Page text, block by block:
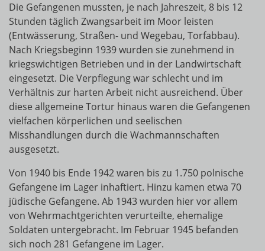
Die Gefangenen mussten, je nach Jahreszeit, 8 bis 12
Stunden täglich Zwangsarbeit im Moor leisten
(Entwässerung, Straßen- und Wegebau, Torfabbau).
Nach Kriegsbeginn 1939 wurden sie zunehmend in
kriegswichtigen Betrieben und in der Landwirtschaft
eingesetzt. Die Verpflegung war schlecht und im
Verhältnis zur harten Arbeit nicht ausreichend. Über
diese allgemeine Tortur hinaus waren die Gefangenen
vielfachen körperlichen und seelischen
Misshandlungen durch die Wachmannschaften
ausgesetzt.
Von 1940 bis Ende 1942 waren bis zu 1.750 polnische
Gefangene im Lager inhaftiert. Hinzu kamen etwa 70
jüdische Gefangene. Ab 1943 wurden hier vor allem
von Wehrmachtgerichten verurteilte, ehemalige
Soldaten untergebracht. Im Februar 1945 befanden
sich noch 281 Gefangene im Lager.